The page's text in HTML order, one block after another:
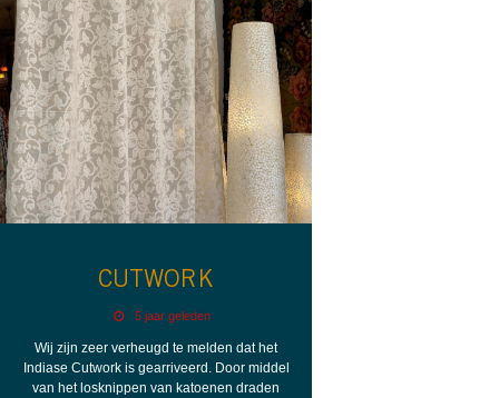
CUTWORK
5 jaar geleden
Wij zijn zeer verheugd te melden dat het
Indiase Cutwork is gearriveerd. Door middel
van het losknippen van katoenen draden